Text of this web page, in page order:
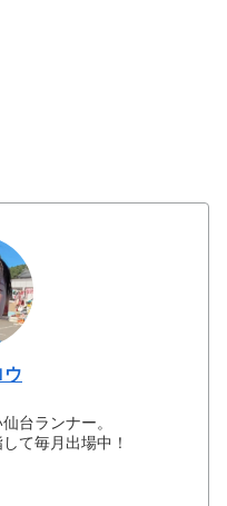
ウ
台ランナー。
て毎月出場中！